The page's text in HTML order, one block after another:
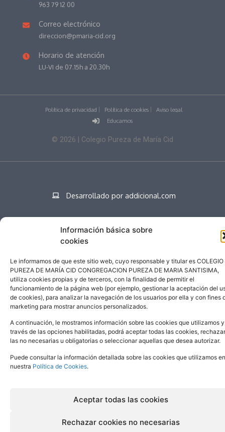
Información básica sobre
cookies
Le informamos de que este sitio web, cuyo responsable y titular es COLEGIO
PUREZA DE MARÍA CID CONGREGACION PUREZA DE MARIA SANTISIMA,
utiliza cookies propias y de terceros, con la finalidad de permitir el
funcionamiento de la página web (por ejemplo, gestionar la aceptación del
de cookies), para analizar la navegación de los usuarios por ella y con fines
marketing para mostrar anuncios personalizados.
A continuación, le mostramos información sobre las cookies que utilizamos
través de las opciones habilitadas, podrá aceptar todas las cookies, rechazar
las no necesarias u obligatorias o seleccionar aquellas que desea autorizar.
Puede consultar la información detallada sobre las cookies que utilizamos en
nuestra Política de Cookies.
Aceptar todas las cookies
Rechazar cookies no necesarias
963 79 12 00
Correo electrónico
direccion@pmaria-cid.org
Horario de atención
LU-VI de 07.15h a 20.30h
Política de privacidad Política de cookies
Aviso legal
Educamos
© 2026 | Colegio Pureza de María Cid
Desarrollado por addicional.com